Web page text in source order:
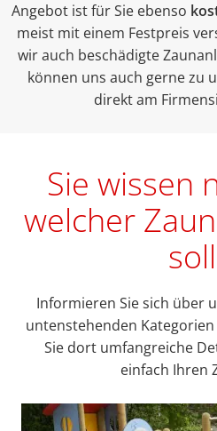
Angebot ist für Sie ebenso
meist mit einem Festpreis
wir auch beschädigte
können uns auch gerne zu
direkt am
Sie wissen
welcher
Informieren Sie sich über
untenstehenden
Sie dort umfangreiche
einfach Ihren